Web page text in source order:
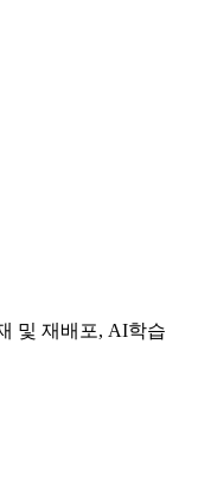
및 재배포, AI학습